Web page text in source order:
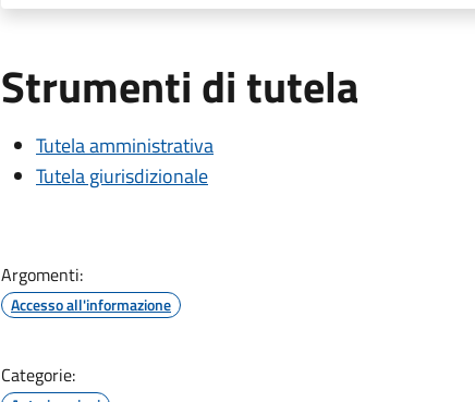
Strumenti di tutela
Tutela amministrativa
Tutela giurisdizionale
Argomenti:
Accesso all'informazione
Categorie: